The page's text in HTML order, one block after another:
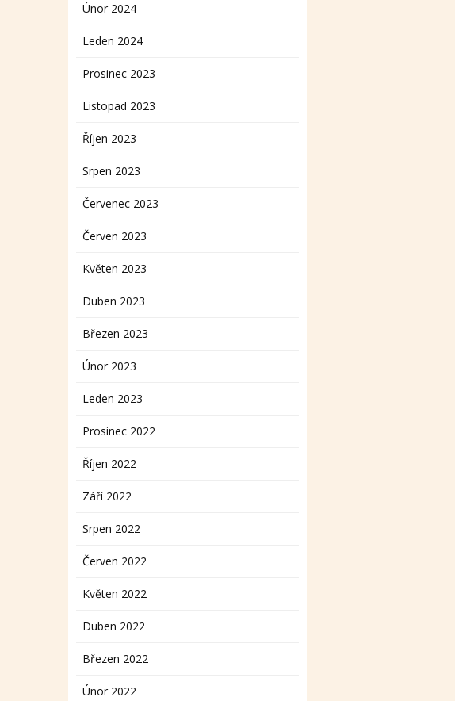
Únor 2024
Leden 2024
Prosinec 2023
Listopad 2023
Říjen 2023
Srpen 2023
Červenec 2023
Červen 2023
Květen 2023
Duben 2023
Březen 2023
Únor 2023
Leden 2023
Prosinec 2022
Říjen 2022
Září 2022
Srpen 2022
Červen 2022
Květen 2022
Duben 2022
Březen 2022
Únor 2022